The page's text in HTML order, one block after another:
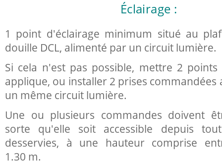
Éclairage :
1 point d'éclairage minimum situé au
douille DCL, alimenté par un circuit lumière.
Si cela n'est pas possible, mettre 2 points
applique, ou installer 2 prises commandées
un même circuit lumière.
Une ou plusieurs commandes doivent
sorte qu'elle soit accessible depuis
desservies, à une hauteur comprise
1.30 m.